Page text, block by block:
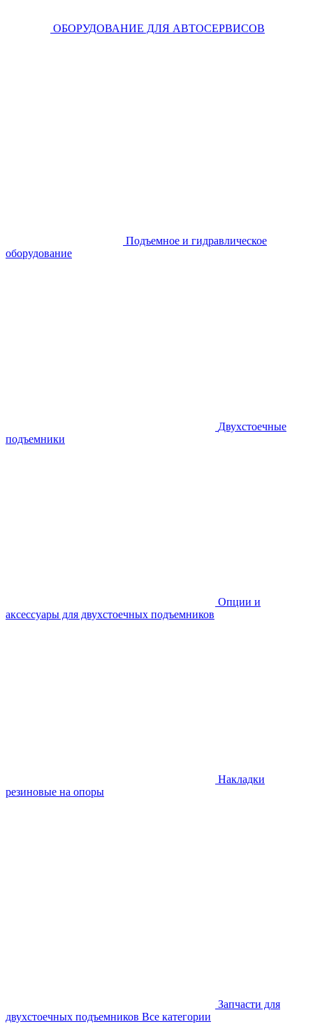
ОБОРУДОВАНИЕ ДЛЯ АВТОСЕРВИСОВ
Подъемное и гидравлическое
оборудование
Двухстоечные
подъемники
Опции и
аксессуары для двухстоечных подъемников
Накладки
резиновые на опоры
Запчасти для
двухстоечных подъемников Все категории